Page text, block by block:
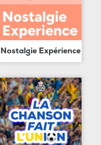
Nostalgie Expérience